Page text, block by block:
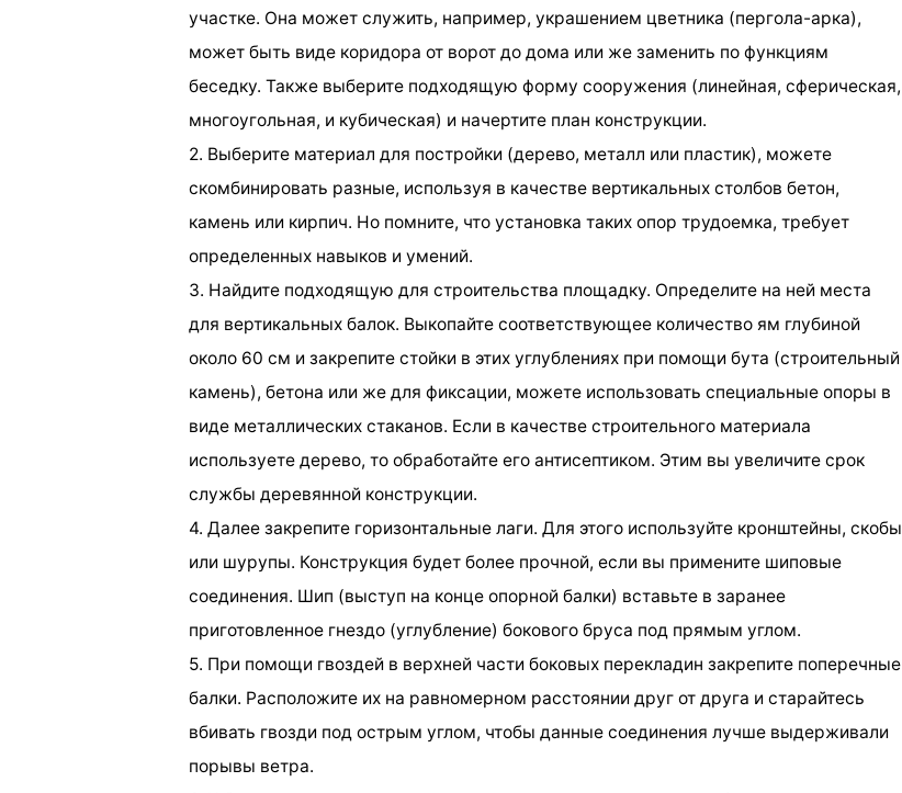
участке. Она может служить, например, украшением цветника (пергола-арка),
может быть виде коридора от ворот до дома или же заменить по функциям
беседку. Также выберите подходящую форму сооружения (линейная, сферическая,
многоугольная, и кубическая) и начертите план конструкции.
2. Выберите материал для постройки (дерево, металл или пластик), можете
скомбинировать разные, используя в качестве вертикальных столбов бетон,
камень или кирпич. Но помните, что установка таких опор трудоемка, требует
определенных навыков и умений.
3. Найдите подходящую для строительства площадку. Определите на ней места
для вертикальных балок. Выкопайте соответствующее количество ям глубиной
около 60 см и закрепите стойки в этих углублениях при помощи бута (строительный
камень), бетона или же для фиксации, можете использовать специальные опоры в
виде металлических стаканов. Если в качестве строительного материала
используете дерево, то обработайте его антисептиком. Этим вы увеличите срок
службы деревянной конструкции.
4. Далее закрепите горизонтальные лаги. Для этого используйте кронштейны, скобы
или шурупы. Конструкция будет более прочной, если вы примените шиповые
соединения. Шип (выступ на конце опорной балки) вставьте в заранее
приготовленное гнездо (углубление) бокового бруса под прямым углом.
5. При помощи гвоздей в верхней части боковых перекладин закрепите поперечные
балки. Расположите их на равномерном расстоянии друг от друга и старайтесь
вбивать гвозди под острым углом, чтобы данные соединения лучше выдерживали
порывы ветра.